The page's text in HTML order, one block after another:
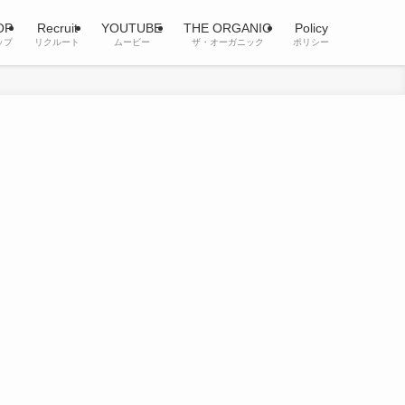
プ
Recruit
リクルート
YOUTUBE
ムービー
THE ORGANIC
ザ・オーガニック
Policy
ポリシー